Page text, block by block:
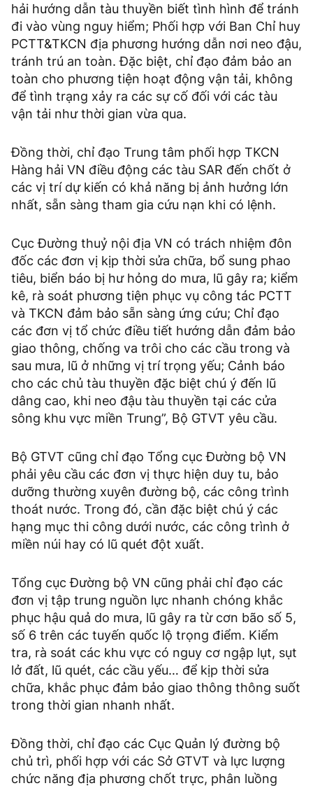
hải hướng dẫn tàu thuyền biết tình hình để tránh
đi vào vùng nguy hiểm; Phối hợp với Ban Chỉ huy
PCTT&TKCN địa phương hướng dẫn nơi neo đậu,
tránh trú an toàn. Đặc biệt, chỉ đạo đảm bảo an
toàn cho phương tiện hoạt động vận tải, không
để tình trạng xảy ra các sự cố đối với các tàu
vận tải như thời gian vừa qua.
Đồng thời, chỉ đạo Trung tâm phối hợp TKCN
Hàng hải VN điều động các tàu SAR đến chốt ở
các vị trí dự kiến có khả năng bị ảnh hưởng lớn
nhất, sẵn sàng tham gia cứu nạn khi có lệnh.
Cục Đường thuỷ nội địa VN có trách nhiệm đôn
đốc các đơn vị kịp thời sửa chữa, bổ sung phao
tiêu, biển báo bị hư hỏng do mưa, lũ gây ra; kiểm
kê, rà soát phương tiện phục vụ công tác PCTT
và TKCN đảm bảo sẵn sàng ứng cứu; Chỉ đạo
các đơn vị tổ chức điều tiết hướng dẫn đảm bảo
giao thông, chống va trôi cho các cầu trong và
sau mưa, lũ ở những vị trí trọng yếu; Cảnh báo
cho các chủ tàu thuyền đặc biệt chú ý đến lũ
dâng cao, khi neo đậu tàu thuyền tại các cửa
sông khu vực miền Trung”, Bộ GTVT yêu cầu.
Bộ GTVT cũng chỉ đạo Tổng cục Đường bộ VN
phải yêu cầu các đơn vị thực hiện duy tu, bảo
dưỡng thường xuyên đường bộ, các công trình
thoát nước. Trong đó, cần đặc biệt chú ý các
hạng mục thi công dưới nước, các công trình ở
miền núi hay có lũ quét đột xuất.
Tổng cục Đường bộ VN cũng phải chỉ đạo các
đơn vị tập trung nguồn lực nhanh chóng khắc
phục hậu quả do mưa, lũ gây ra từ cơn bão số 5,
số 6 trên các tuyến quốc lộ trọng điểm. Kiểm
tra, rà soát các khu vực có nguy cơ ngập lụt, sụt
lở đất, lũ quét, các cầu yếu… để kịp thời sửa
chữa, khắc phục đảm bảo giao thông thông suốt
trong thời gian nhanh nhất.
Đồng thời, chỉ đạo các Cục Quản lý đường bộ
chủ trì, phối hợp với các Sở GTVT và lực lượng
chức năng địa phương chốt trực, phân luồng